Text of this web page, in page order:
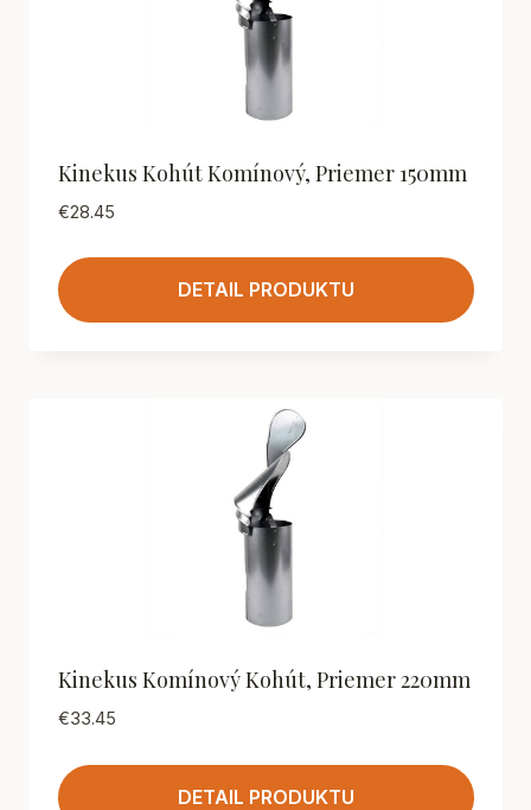
Kinekus Kohút Komínový, Priemer 150mm
€28.45
DETAIL PRODUKTU
Kinekus Komínový Kohút, Priemer 220mm
€33.45
DETAIL PRODUKTU